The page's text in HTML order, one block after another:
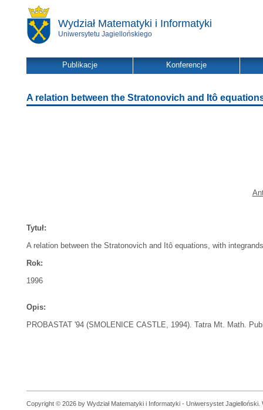
Wydział Matematyki i Informatyki
Uniwersytetu Jagiellońskiego
Publikacje Konferencje
A relation between the Stratonovich and Itô
Tytuł:
A relation between the Stratonovich and Itô equations, with
Rok:
1996
Opis:
PROBASTAT '94 (SMOLENICE CASTLE, 1994). Tatra Mt. Math.
Copyright © 2026 by Wydział Matematyki i Informatyki - Uniwersystet